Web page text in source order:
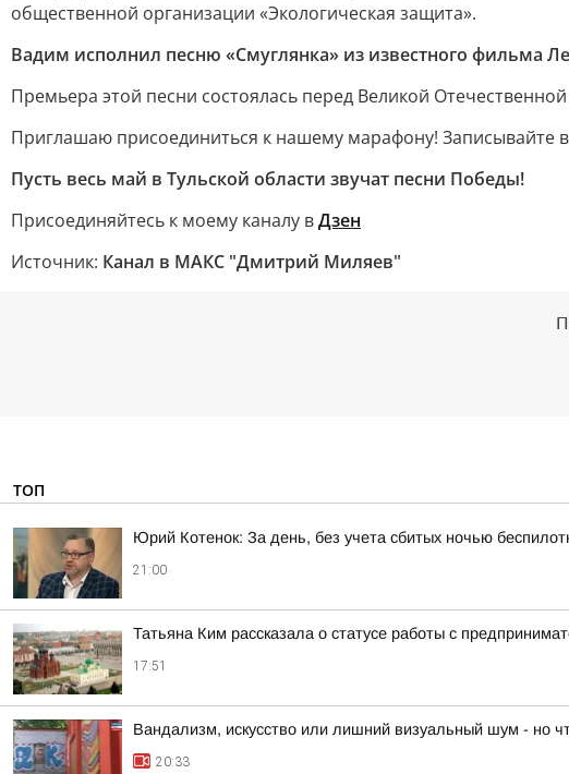
общественной организации «Экологическая защита».
Вадим исполнил песню «Смуглянка» из известного фильма
Премьера этой песни состоялась перед Великой
Приглашаю присоединиться к нашему марафону! Записывайте
Пусть весь май в Тульской области звучат песни Победы!
Присоединяйтесь к моему каналу вДзен
Источник: Канал в МАКС "Дмитрий Миляев"
ТОП
Юрий Котенок: За день, без учета сбитых ночью
21:00
Татьяна Ким рассказала о статусе работы с
17:51
Вандализм, искусство или лишний визуальный шум - но
20:33